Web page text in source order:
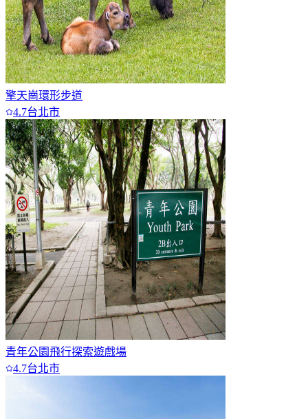
擎天崗環形步道
4.7台北市
青年公園飛行探索遊戲場
4.7台北市